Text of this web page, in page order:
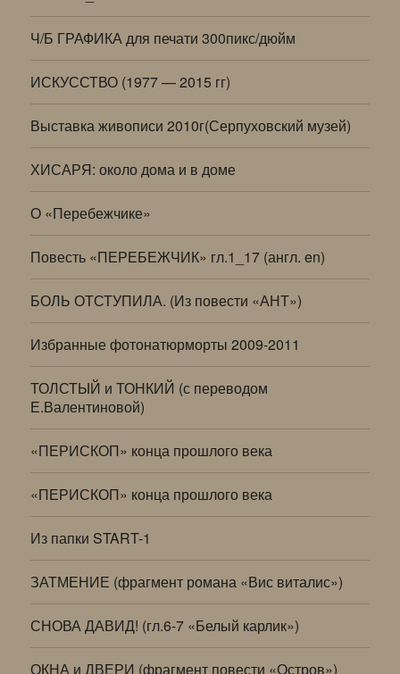
Ч/Б ГРАФИКА для печати 300пикс/дюйм
ИСКУССТВО (1977 — 2015 гг)
Выставка живописи 2010г(Серпуховский музей)
ХИСАРЯ: около дома и в доме
О «Перебежчике»
Повесть «ПЕРЕБЕЖЧИК» гл.1_17 (англ. en)
БОЛЬ ОТСТУПИЛА. (Из повести «АНТ»)
Избранные фотонатюрморты 2009-2011
ТОЛСТЫЙ и ТОНКИЙ (с переводом
Е.Валентиновой)
«ПЕРИСКОП» конца прошлого века
«ПЕРИСКОП» конца прошлого века
Из папки START-1
ЗАТМЕНИЕ (фрагмент романа «Вис виталис»)
СНОВА ДАВИД! (гл.6-7 «Белый карлик»)
ОКНА и ДВЕРИ (фрагмент повести «Остров»)